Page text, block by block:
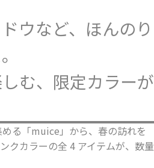
ウなど、ほんのり
む、限定カラーが
る「muice」から、春の訪れを
クカラーの全 4 アイテムが、数量